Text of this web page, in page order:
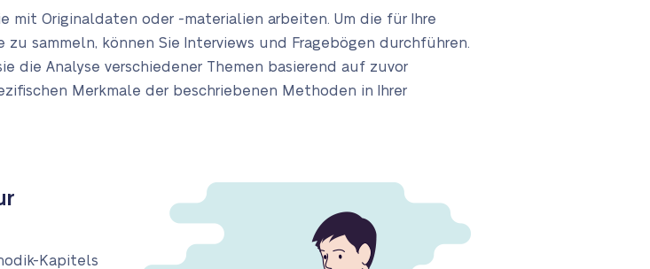
mit Originaldaten oder -materialien arbeiten. Um die für Ihre
sammeln, können Sie Interviews und Fragebögen durchführen.
die Analyse verschiedener Themen basierend auf zuvor
Merkmale der beschriebenen Methoden in Ihrer
Kapitels